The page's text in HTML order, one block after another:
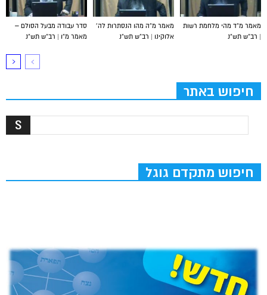
סדר עבודה מבעל הסולם –
מאמר מ”ו | רב”ש תש”נ
מאמר מ”ה מהו הנסתרות לה’
אלוקינו | רב”ש תש”נ
מאמר מ”ד מהי מלחמת רשות
| רב”ש תש”נ
חיפוש באתר
חיפוש מתקדם גוגל